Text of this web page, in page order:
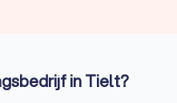
in Tielt?